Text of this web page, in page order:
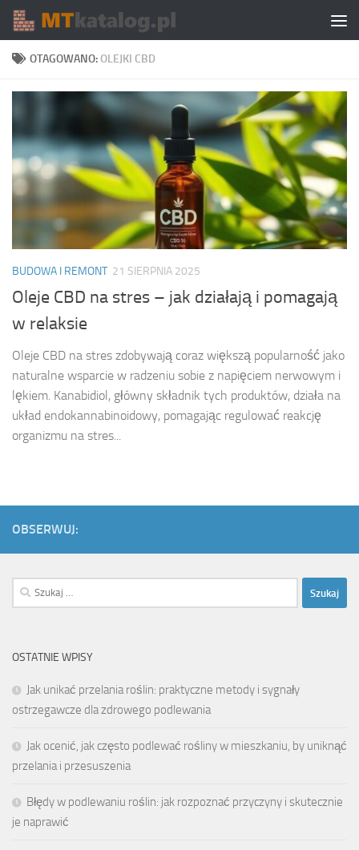
Skip to content
OTAGOWANO:OLEJKI CBD
BUDOWA I REMONT 21 SIERPNIA 2025
Oleje CBD na stres – jak działają i pomagają
w relaksie
Oleje CBD na stres zdobywają coraz większą popularność jako
naturalne wsparcie w radzeniu sobie z napięciem nerwowym i
lękiem. Kanabidiol, główny składnik tych produktów, działa na
układ endokannabinoidowy, pomagając regulować reakcję
organizmu na stres...
OBSERWUJ:
Szukaj:
OSTATNIE WPISY
Jak unikać przelania roślin: praktyczne metody i sygnały
ostrzegawcze dla zdrowego podlewania
Jak ocenić, jak często podlewać rośliny w mieszkaniu, by uniknąć
przelania i przesuszenia
Błędy w podlewaniu roślin: jak rozpoznać przyczyny i skutecznie
je naprawić